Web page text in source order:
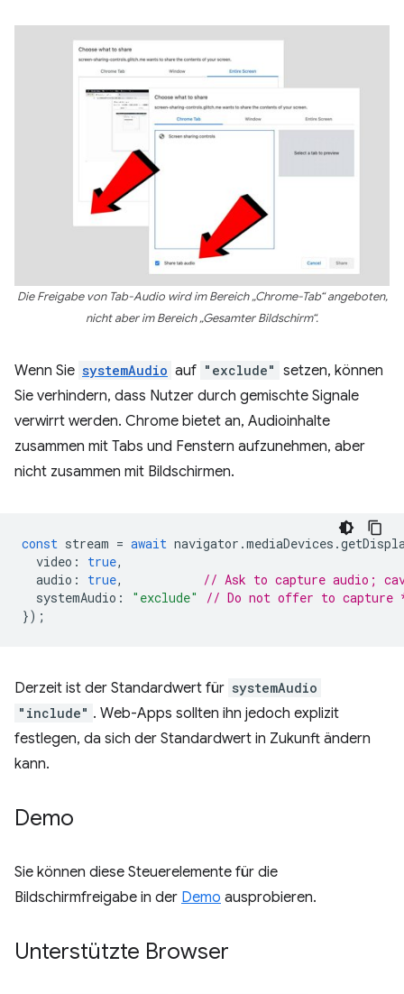
Die Freigabe von Tab-Audio wird im Bereich „Chrome-Tab“ angeboten,
nicht aber im Bereich „Gesamter Bildschirm“.
Wenn Sie systemAudio auf "exclude" setzen, können
Sie verhindern, dass Nutzer durch gemischte Signale
verwirrt werden. Chrome bietet an, Audioinhalte
zusammen mit Tabs und Fenstern aufzunehmen, aber
nicht zusammen mit Bildschirmen.
const stream = await navigator .mediaDevices .
video : true,
audio : true,
// Ask to capture audio;
systemAudio : "exclude"
// Do not offer to capture
});
Derzeit ist der Standardwert für systemAudio
"include" . Web-Apps sollten ihn jedoch explizit
festlegen, da sich der Standardwert in Zukunft ändern
kann.
Demo
Sie können diese Steuerelemente für die
Bildschirmfreigabe in der Demo ausprobieren.
Unterstützte Browser